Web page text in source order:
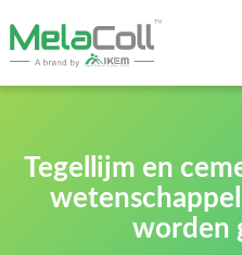
Tegellijm en
worden